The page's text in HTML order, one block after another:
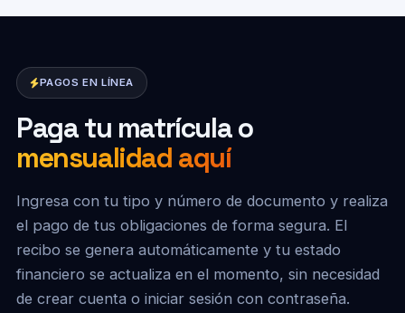
PAGOS EN LÍNEA
Paga tu matrícula o
mensualidad aquí
Ingresa con tu tipo y número de documento y realiza
el pago de tus obligaciones de forma segura. El
recibo se genera automáticamente y tu estado
financiero se actualiza en el momento, sin necesidad
de crear cuenta o iniciar sesión con contraseña.